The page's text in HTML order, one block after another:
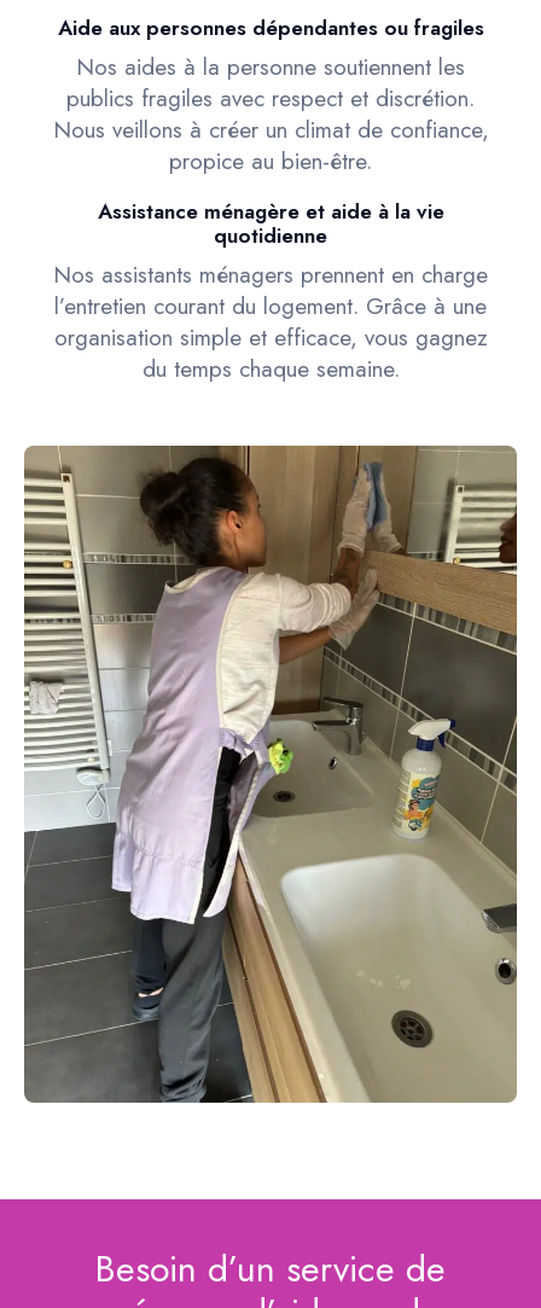
Aide aux personnes dépendantes ou fragiles
Nos aides à la personne soutiennent les
publics fragiles avec respect et discrétion.
Nous veillons à créer un climat de confiance,
propice au bien-être.
Assistance ménagère et aide à la vie
quotidienne
Nos assistants ménagers prennent en charge
l’entretien courant du logement. Grâce à une
organisation simple et efficace, vous gagnez
du temps chaque semaine.
Besoin d’un service de